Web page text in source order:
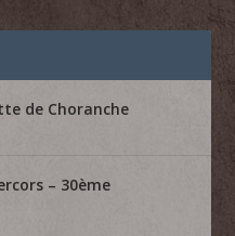
de Choranche
– 30ème